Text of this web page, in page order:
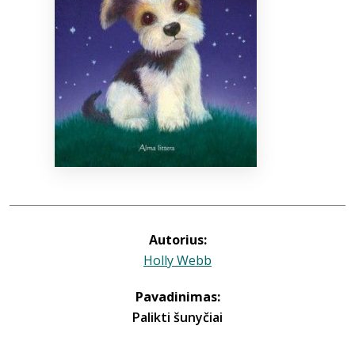
Autorius:
Holly Webb
Pavadinimas:
Palikti šunyčiai